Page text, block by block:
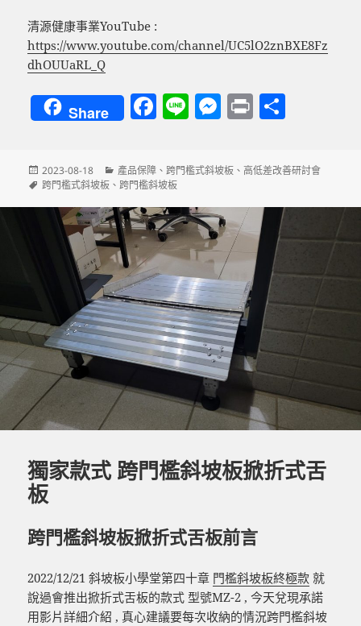
清源健康事業YouTube :
https://www.youtube.com/channel/UC5lO2znBXE8Fz
dhOUUaRL_Q
Share F
c
e
b
o
o
k
Li
e
M
se
n
g
er
P
nt
發
佈
2023-08-18
分
類
產品保障 、跨門檻式斜坡板 、高低差改善研討會
標
跨門檻式斜坡板 、跨門檻斜坡板
獨家款式 跨門檻斜坡板掀折式舌
板
跨門檻斜坡板掀折式舌板前言
2022/12/21 斜坡板小學堂第四十章 門檻斜坡板終極款 就
說過會推出掀折式舌板的款式 型號MZ-2 , 今天兌現承諾
用影片詳細介紹 , 真心建議要每次收納的情況跨門檻斜坡